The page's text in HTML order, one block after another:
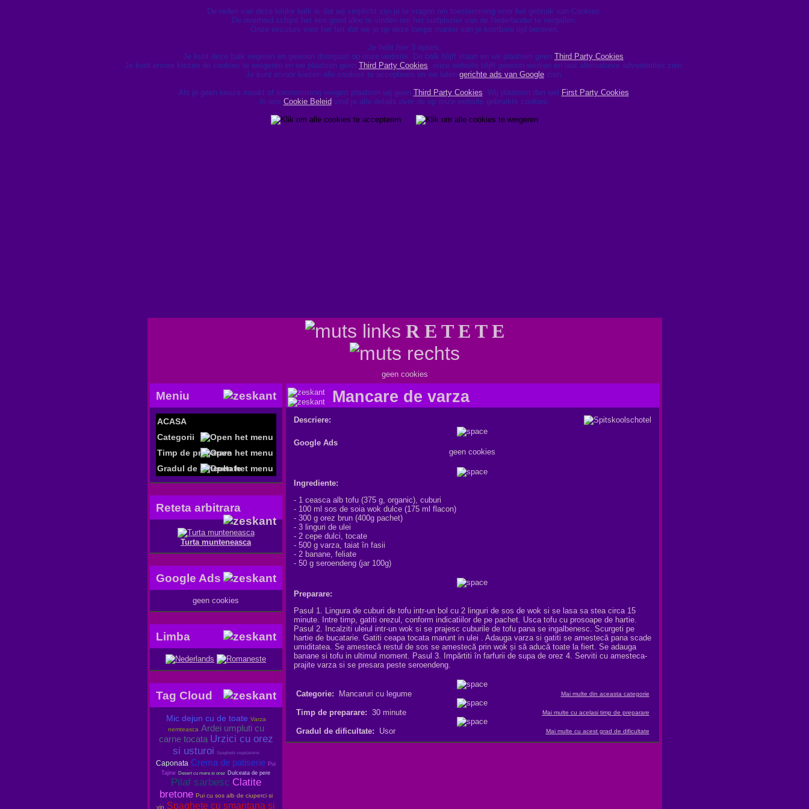
De reden van deze lelijke balk is dat wij verplicht zijn je te vragen om toestemming voor het gebruik van Cookies.
De overheid schijnt het een goed idee te vinden om het surfplezier van de Nederlander te vergallen.
Onze excuses voor het feit dat we je op deze lompe manier van je kostbare tijd beroven.
Je hebt hier 3 opties,
Je kunt deze balk negeren en gewoon doorgaan op onze website. De balk blijft staan en we plaatsen geen Third Party Cookies.
Je kunt ervoor kiezen de cookies te weigeren en we plaatsen geen Third Party Cookies, onze website blijft gewoon werken en laat alternatieve advertenties zien.
Je kunt ervoor kiezen alle cookies te accepteren en we laten gerichte ads van Google zien.
Als je geen keuze maakt of toestemming weigert plaatsen wij geen Third Party Cookies. Wij plaatsen dan wel First Party Cookies.
In ons Cookie Beleid vind je alle details over de op onze website gebruikte cookies.
R E T E T E
geen cookies
Meniu
ACASA
Categorii
Timp de preparare
Gradul de dificultate
Reteta arbitrara
Turta munteneasca
Google Ads
geen cookies
Limba
Tag Cloud
Mic dejun cu de toate Varza
nemteasca Ardei umpluti cu
carne tocata Urzici cu orez
si usturoi
Spaghete vegetariene
Caponata Crema de patiserie Pui
Tajine Desert cu mere si orez Dulceata de pere
Pilaf sarbesc Clatite
bretone Pui cu sos alb de ciuperci si
vin Spaghete cu smantana si
Mancare de varza
Descriere:
Google Ads
geen cookies
Ingrediente:
- 1 ceasca alb tofu (375 g, organic), cuburi
- 100 ml sos de soia wok dulce (175 ml flacon)
- 300 g orez brun (400g pachet)
- 3 linguri de ulei
- 2 cepe dulci, tocate
- 500 g varza, taiat în fasii
- 2 banane, feliate
- 50 g seroendeng (jar 100g)
Preparare:
Pasul 1. Lingura de cuburi de tofu intr-un bol cu 2 linguri de sos de wok si se lasa sa stea circa 15
minute.
ntre timp, gatiti orezul , conform indicatiilor de pe pachet. Usca tofu cu prosoape de hartie.
Pasul 2. Incalziti uleiul intr-un wok si se prajesc cuburile de tofu pana se ingalbenesc. Scurgeti pe
hartie de bucatarie. Gatiti ceapa tocata marunt in ulei . Adauga varza si gatiti se amestecă pana scade
umiditatea. Se amestecă restul de sos se amestecă prin wok și să aducă toate la fiert. Se adauga
banane si tofu in ultimul moment. Pasul 3. mpărtiti în farfurii de supa de orez 4. Serviti cu amesteca-
prajite varza si se presara peste seroendeng.
Categorie: Mancaruri cu legume Mai multe din aceasta categorie
Timp de preparare: 30 minute Mai multe cu acelasi timp de preparare
Gradul de dificultate: Usor Mai multe cu acest grad de dificultate